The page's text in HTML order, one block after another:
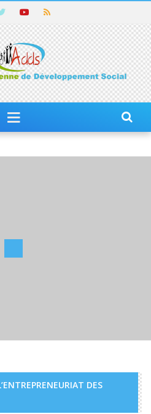
« KHAYRAT »
: MAHDI MOHAMED
DES